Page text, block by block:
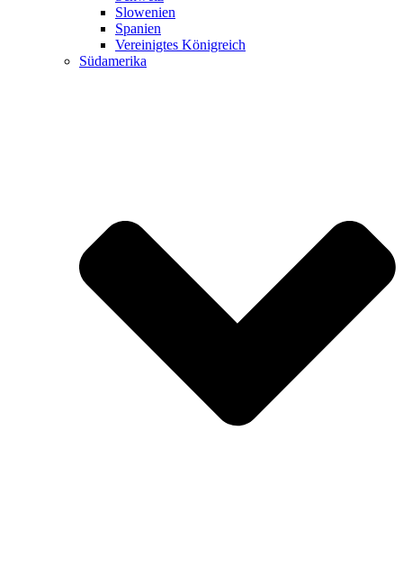
Slowenien
Spanien
Vereinigtes Königreich
Südamerika